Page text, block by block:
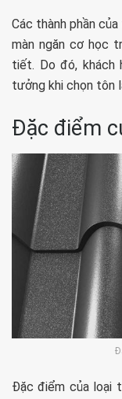
Các thành phần
màn ngăn cơ học
tiết. Do đó, khách
tưởng khi chọn tôn
Đặc điểm
Đặc điểm của loại